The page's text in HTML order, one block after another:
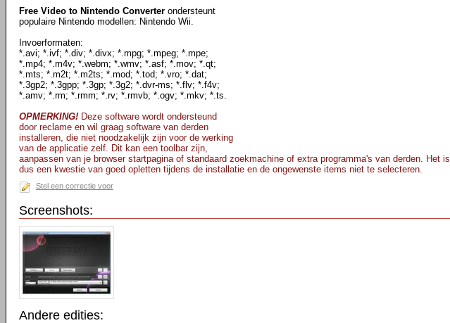
Free Video to Nintendo Converter ondersteunt
populaire Nintendo modellen: Nintendo Wii.
Invoerformaten:
*.avi; *.ivf; *.div; *.divx; *.mpg; *.mpeg; *.mpe;
*.mp4; *.m4v; *.webm; *.wmv; *.asf; *.mov; *.qt;
*.mts; *.m2t; *.m2ts; *.mod; *.tod; *.vro; *.dat;
*.3gp2; *.3gpp; *.3gp; *.3g2; *.dvr-ms; *.flv; *.f4v;
*.amv; *.rm; *.rmm; *.rv; *.rmvb; *.ogv; *.mkv; *.ts.
OPMERKING! Deze software wordt ondersteund
door reclame en wil graag software van derden
installeren, die niet noodzakelijk zijn voor de werking
van de applicatie zelf. Dit kan een toolbar zijn,
aanpassen van je browser startpagina of standaard zoekmachine of extra programma's van derden. Het is
dus een kwestie van goed opletten tijdens de installatie en de ongewenste items niet te selecteren.
Stel een correctie voor
Screenshots:
Andere edities: